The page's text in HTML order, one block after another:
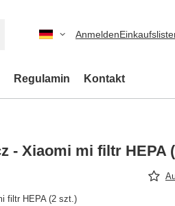
Anmelden
Regulamin Kontakt
- Xiaomi mi filtr HEPA
filtr HEPA (2 szt.)